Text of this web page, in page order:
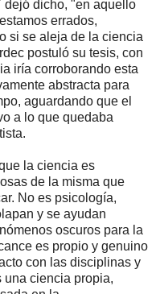
dejó dicho, "en aquello
errados,
si se aleja de la ciencia
postuló su tesis, con
iría corroborando esta
abstracta para
aguardando que el
a lo que quedaba
la ciencia es
de la misma que
No es psicología,
y se ayudan
oscuros para la
es propio y genuino
con las disciplinas y
una ciencia propia,